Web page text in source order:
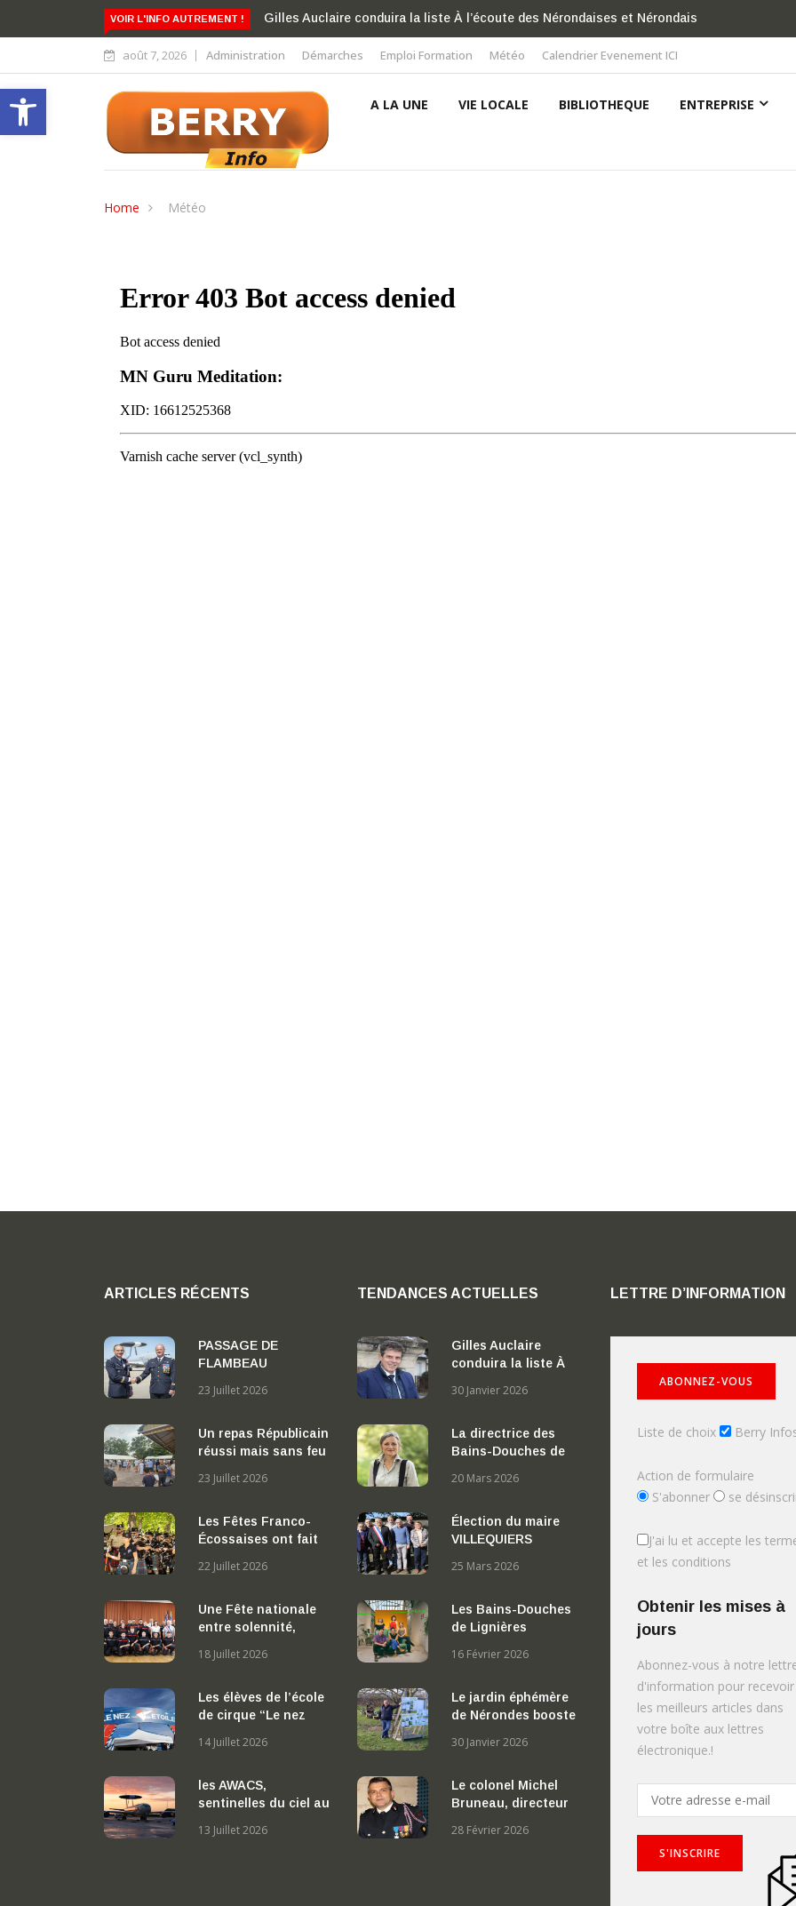
Ouvrir la barre d’outils
VOIR L'INFO AUTREMENT ! Gilles Auclaire conduira la liste À l’écoute des Nérondaises et NérondaisLa directrice des
Arts et des
août 7, 2026 Administration Démarches Emploi Formation Météo Calendrier Evenement ICI
A LA UNE VIE LOCALE BIBLIOTHEQUE ENTREPRISE
Home Météo
ARTICLES RÉCENTS
PASSAGE DE
FLAMBEAU
AVORD : LE COLONEL
PREND LA TETE DE
LA BA 702 «
CAPITAINE
GEORGES MADON »
23 Juillet 2026
Un repas Républicain
réussi mais sans feu
23 Juillet 2026
Les Fêtes Franco-
Écossaises ont fait
Stuarts
22 Juillet 2026
Une Fête nationale
entre solennité,
convivialité
18 Juillet 2026
Les élèves de l’école
de cirque “Le nez
représentation sous
14 Juillet 2026
les AWACS,
sentinelles du ciel au
aériennes
13 Juillet 2026
TENDANCES ACTUELLES
Gilles Auclaire
conduira la liste À
Nérondaises et
30 Janvier 2026
La directrice des
Bains-Douches de
par l’ordre des Arts
20 Mars 2026
Élection du maire
VILLEQUIERS
25 Mars 2026
Les Bains-Douches
de Lignières
16 Février 2026
Le jardin éphémère
de Nérondes booste
balades autours de
30 Janvier 2026
Le colonel Michel
Bruneau, directeur
rejoint le cabinet du
28 Février 2026
LETTRE D’INFORMATION
Liste de choix Berry
Action de formulaire
S'abonner
se
J'ai lu et accepte les
et les conditions
Obtenir les mises à
jours
Abonnez-vous à notre
d'information pour recevoir
les meilleurs articles dans
votre boîte aux lettres
électronique.!